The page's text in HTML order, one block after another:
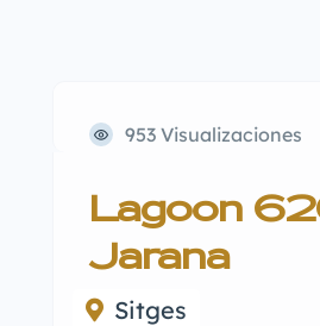
953 Visualizaciones
Lagoon
Jarana
Sitges